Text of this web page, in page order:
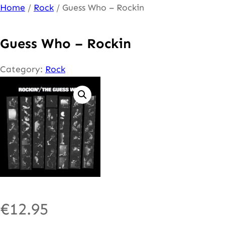
Ga
de
inhoud
Home / Rock / Guess Who – Rockin
Guess Who – Rockin
Category: Rock
€12.95